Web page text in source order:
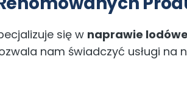
się w naprawie
nam świadczyć usługi na